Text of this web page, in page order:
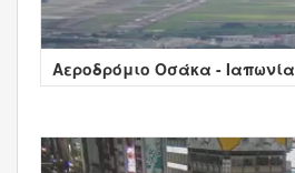
Αεροδρόμιο Οσάκα - Ιαπωνία